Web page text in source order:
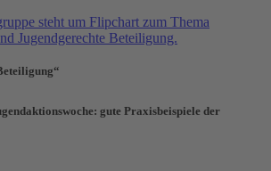
gute Praxisbeispiele der